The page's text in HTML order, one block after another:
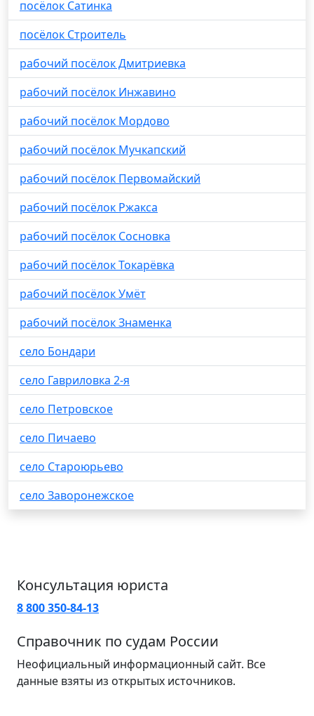
посёлок Сатинка
посёлок Строитель
рабочий посёлок Дмитриевка
рабочий посёлок Инжавино
рабочий посёлок Мордово
рабочий посёлок Мучкапский
рабочий посёлок Первомайский
рабочий посёлок Ржакса
рабочий посёлок Сосновка
рабочий посёлок Токарёвка
рабочий посёлок Умёт
рабочий посёлок Знаменка
село Бондари
село Гавриловка 2-я
село Петровское
село Пичаево
село Староюрьево
село Заворонежское
Консультация юриста
8 800 350-84-13
Справочник по судам России
Неофициальный информационный сайт. Все
данные взяты из открытых источников.